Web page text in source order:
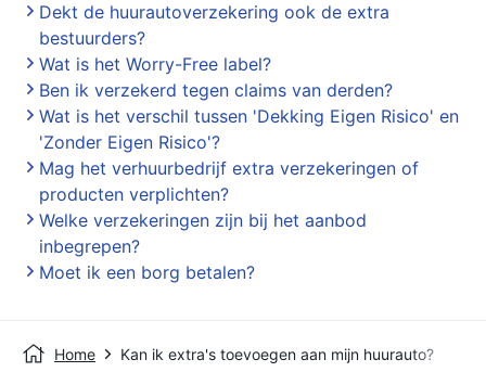
Dekt de huurautoverzekering ook de extra
bestuurders?
Wat is het Worry-Free label?
Ben ik verzekerd tegen claims van derden?
Wat is het verschil tussen 'Dekking Eigen Risico' en
'Zonder Eigen Risico'?
Mag het verhuurbedrijf extra verzekeringen of
producten verplichten?
Welke verzekeringen zijn bij het aanbod
inbegrepen?
Moet ik een borg betalen?
Home Kan ik extra's toevoegen aan mijn huurauto?